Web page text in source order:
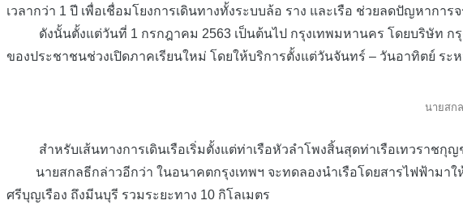
เวลากว่า 1 ปี เพื่อเชื่อมโยงการเดินทางทั้งระบบล้อ ราง และเรือ ช่วยลดปัญหาการ
ดังนั้นตั้งแต่วันที่ 1 กรกฎาคม 2563 เป็นต้นไป กรุงเทพมหานคร โดยบริษัท กรุง
ของประชาชนช่วงเปิดภาคเรียนใหม่ โดยให้บริการตั้งแต่วันจันทร์ – วันอาทิตย์ ระห
นายสก
สำหรับเส้นทางการเดินเรือเริ่มตั้งแต่ท่าเรือหัวลำโพงสิ้นสุดท่าเรือเทวราชกุญ
นายสกลธีกล่าวอีกว่า ในอนาคตกรุงเทพฯ จะทดลองนำเรือโดยสารไฟฟ้ามาใ
ศรีบุญเรือง ถึงมีนบุรี รวมระยะทาง 10 กิโลเมตร